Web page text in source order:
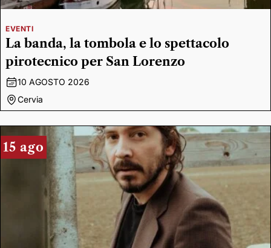
EVENTI
La banda, la tombola e lo spettacolo
pirotecnico per San Lorenzo
10 AGOSTO 2026
Cervia
15 ago